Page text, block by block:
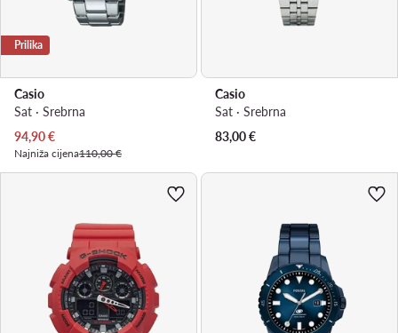
Prilika
Casio
Sat · Srebrna
Trenutna cijena
94,90€
Najniža cijena110,00 €
Casio
Sat · Srebrna
83,00€